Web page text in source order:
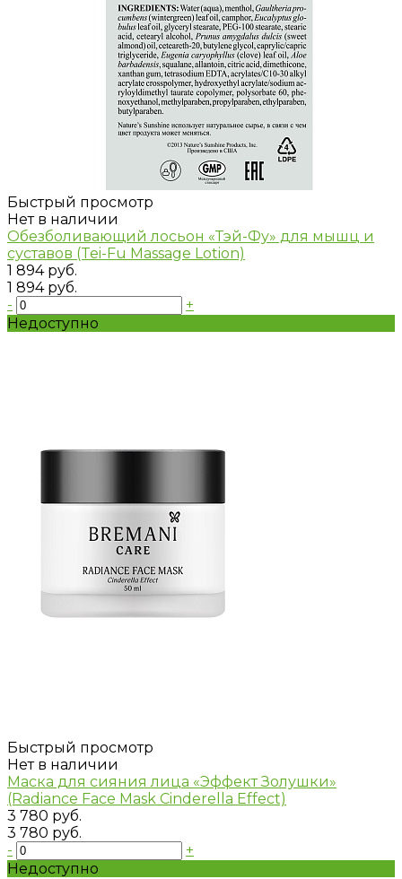
Быстрый просмотр
Нет в наличии
Обезболивающий лосьон «Тэй-Фу» для мышц и
суставов (Tei-Fu Massage Lotion)
1 894 руб.
1 894 руб.
-
+
Недоступно
Быстрый просмотр
Нет в наличии
Маска для сияния лица «Эффект Золушки»
(Radiance Face Mask Cinderella Effect)
3 780 руб.
3 780 руб.
-
+
Недоступно